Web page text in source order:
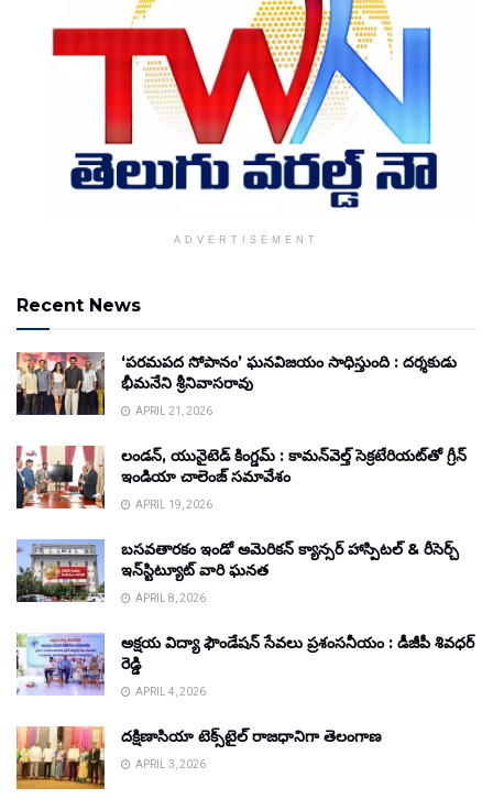
ADVERTISEMENT
Recent News
‘పరమపద సోపానం’ ఘనవిజయం సాధిస్తుంది : దర్శకుడు
భీమనేని శ్రీనివాసరావు
APRIL 21, 2026
లండన్, యునైటెడ్ కింగ్డమ్ : కామన్‌వెల్త్ సెక్రటేరియట్‌తో గ్రీన్
ఇండియా చాలెంజ్ సమావేశం
APRIL 19, 2026
బసవతారకం ఇండో అమెరికన్ క్యాన్సర్ హాస్పిటల్ & రీసెర్చ్
ఇన్‌స్టిట్యూట్ వారి ఘనత
APRIL 8, 2026
అక్షయ విద్యా ఫౌండేషన్ సేవలు ప్రశంసనీయం : డీజీపీ శివధర్
రెడ్డి
APRIL 4, 2026
దక్షిణాసియా టెక్స్‌టైల్ రాజధానిగా తెలంగాణ
APRIL 3, 2026